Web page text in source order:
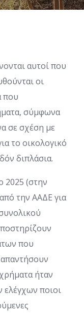
αυτοί που
οι
που
σύμφωνα
σε σχέση με
το οικολογικό
διπλάσια.
2025 (στην
την ΑΑΔΕ για
που
ήταν
ελέγχων ποιοι